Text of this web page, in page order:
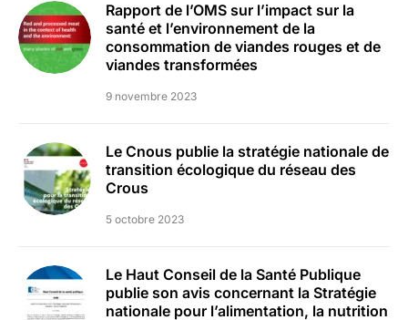
Rapport de l’OMS sur l’impact sur la
santé et l’environnement de la
consommation de viandes rouges et de
viandes transformées
9 novembre 2023
Le Cnous publie la stratégie nationale de
transition écologique du réseau des
Crous
5 octobre 2023
Le Haut Conseil de la Santé Publique
publie son avis concernant la Stratégie
nationale pour l’alimentation, la nutrition